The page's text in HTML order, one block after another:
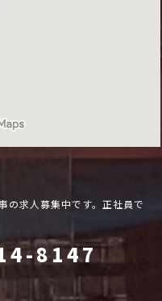
の求人募集中です。正社員で
8147